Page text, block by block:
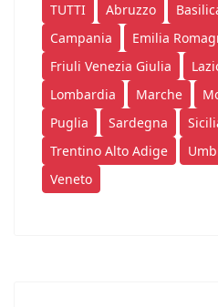
TUTTI Abruzzo
Campania
Emilia
Friuli Venezia Giulia
Lombardia
Marche
Puglia
Sardegna
Trentino Alto Adige
Veneto